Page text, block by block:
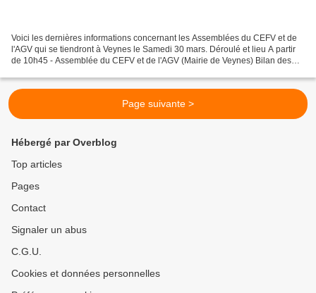
Voici les dernières informations concernant les Assemblées du CEFV et de
l'AGV qui se tiendront à Veynes le Samedi 30 mars. Déroulé et lieu A partir
de 10h45 - Assemblée du CEFV et de l'AGV (Mairie de Veynes) Bilan des
Page suivante >
Hébergé par Overblog
Top articles
Pages
Contact
Signaler un abus
C.G.U.
Cookies et données personnelles